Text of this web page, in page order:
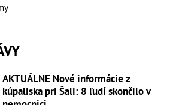
AKTUÁLNE Nové informácie z
kúpaliska pri Šali: 8 ľudí skončilo v